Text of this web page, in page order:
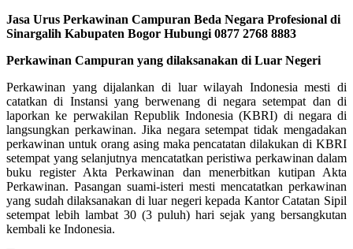
Jasa Urus Perkawinan Campuran Beda Negara Profesional di
Sinargalih Kabupaten Bogor Hubungi 0877 2768 8883
Perkawinan Campuran yang dilaksanakan di Luar Negeri
Perkawinan yang dijalankan di luar wilayah Indonesia mesti di
catatkan di Instansi yang berwenang di negara setempat dan di
laporkan ke perwakilan Republik Indonesia (KBRI) di negara di
langsungkan perkawinan. Jika negara setempat tidak mengadakan
perkawinan untuk orang asing maka pencatatan dilakukan di KBRI
setempat yang selanjutnya mencatatkan peristiwa perkawinan dalam
buku register Akta Perkawinan dan menerbitkan kutipan Akta
Perkawinan. Pasangan suami-isteri mesti mencatatkan perkawinan
yang sudah dilaksanakan di luar negeri kepada Kantor Catatan Sipil
setempat lebih lambat 30 (3 puluh) hari sejak yang bersangkutan
kembali ke Indonesia.